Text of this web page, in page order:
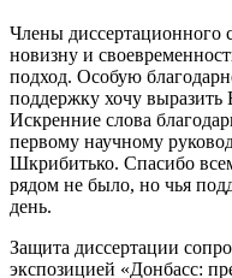
Члены диссертационного
новизну и
подход. Особую
поддержку хочу
Искренние слова
первому научному
Шкрибитько. Спасибо
рядом не было, но чья
день.
Защита диссертации
экспозицией «Донбасс: